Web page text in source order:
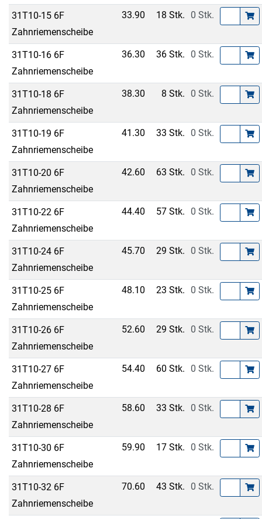
31T10-15 6F
Zahnriemenscheibe
33.90 18 Stk. 0 Stk.
31T10-16 6F
Zahnriemenscheibe
36.30 36 Stk. 0 Stk.
31T10-18 6F
Zahnriemenscheibe
38.30 8 Stk. 0 Stk.
31T10-19 6F
Zahnriemenscheibe
41.30 33 Stk. 0 Stk.
31T10-20 6F
Zahnriemenscheibe
42.60 63 Stk. 0 Stk.
31T10-22 6F
Zahnriemenscheibe
44.40 57 Stk. 0 Stk.
31T10-24 6F
Zahnriemenscheibe
45.70 29 Stk. 0 Stk.
31T10-25 6F
Zahnriemenscheibe
48.10 23 Stk. 0 Stk.
31T10-26 6F
Zahnriemenscheibe
52.60 29 Stk. 0 Stk.
31T10-27 6F
Zahnriemenscheibe
54.40 60 Stk. 0 Stk.
31T10-28 6F
Zahnriemenscheibe
58.60 33 Stk. 0 Stk.
31T10-30 6F
Zahnriemenscheibe
59.90 17 Stk. 0 Stk.
31T10-32 6F
Zahnriemenscheibe
70.60 43 Stk. 0 Stk.